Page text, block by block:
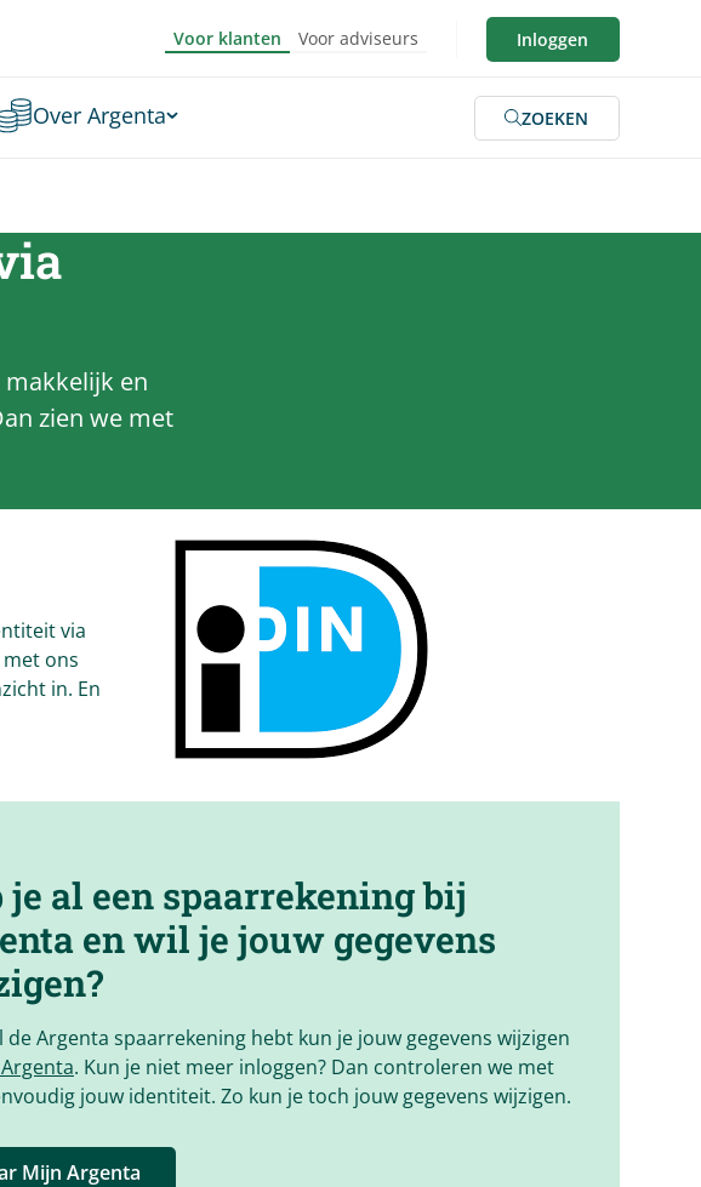
Voor klanten Voor adviseurs Inloggen
Over Argenta ZOEKEN
en
zien we met
via
ons
in. En
je al een spaarrekening bij
en wil je jouw gegevens
de Argenta spaarrekening hebt kun je jouw gegevens wijzigen
. Kun je niet meer inloggen? Dan controleren we met
jouw identiteit. Zo kun je toch jouw gegevens wijzigen.
Mijn Argenta